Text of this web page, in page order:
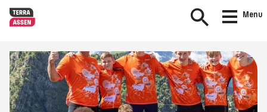
Menu